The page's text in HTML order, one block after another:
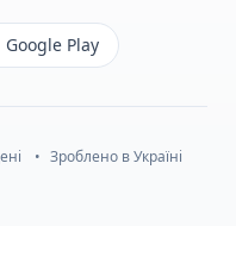
Google Play
• Зроблено в Україні